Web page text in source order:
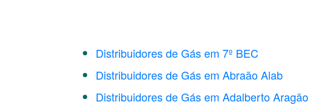
Distribuidores de Gás em 7º BEC
Distribuidores de Gás em Abraão Alab
Distribuidores de Gás em Adalberto Aragão